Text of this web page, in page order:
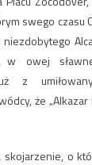
swego czasu
w owej
z
że
o